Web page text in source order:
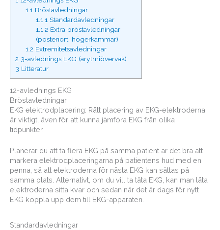
1.1 Bröstavledningar
1.1.1 Standardavledningar
1.1.2 Extra bröstavledningar
(posteriort, högerkammar)
1.2 Extremitetsavledningar
2 3-avlednings EKG (arytmiövervak)
3 Litteratur
12-avlednings EKG
Bröstavledningar
EKG elektrodplacering: Rätt placering av EKG-elektroderna
är viktigt, även för att kunna jämföra EKG från olika
tidpunkter.
Planerar du att ta flera EKG på samma patient är det bra att
markera elektrodplaceringarna på patientens hud med en
penna, så att elektroderna för nästa EKG kan sättas på
samma plats. Alternativt, om du vill ta täta EKG, kan man låta
elektroderna sitta kvar och sedan när det är dags för nytt
EKG koppla upp dem till EKG-apparaten.
Standardavledningar